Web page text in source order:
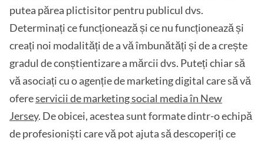
putea părea plictisitor pentru publicul dvs.
Determinați ce funcționează și ce nu funcționează și
creați noi modalități de a vă îmbunătăți și de a crește
gradul de conștientizare a mărcii dvs. Puteți chiar să
vă asociați cu o agenție de marketing digital care să vă
ofereservicii de marketing social media în New
Jersey. De obicei, acestea sunt formate dintr-o echipă
de profesioniști care vă pot ajuta să descoperiți ce